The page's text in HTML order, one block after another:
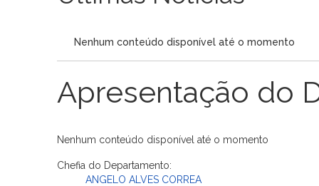
Nenhum conteúdo disponível até o momento
Apresentação do
Nenhum conteúdo disponível até o momento
Chefia do Departamento:
ANGELO ALVES CORREA